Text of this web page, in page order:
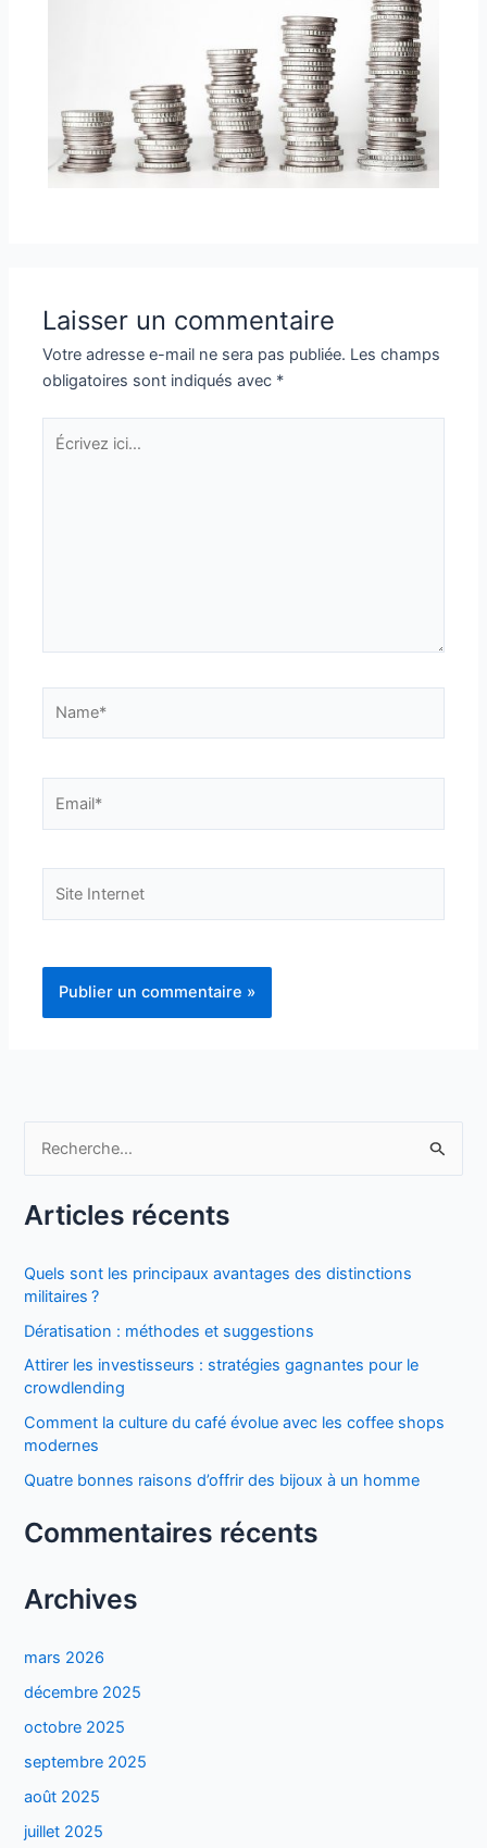
Laisser un commentaire
Votre adresse e-mail ne sera pas publiée. Les champs
obligatoires sont indiqués avec *
Écrivez
ici…
c
e
c
h
Articles récents
Quels sont les principaux avantages des distinctions
militaires ?
Dératisation : méthodes et suggestions
Attirer les investisseurs : stratégies gagnantes pour le
crowdlending
Comment la culture du café évolue avec les coffee shops
modernes
Quatre bonnes raisons d’offrir des bijoux à un homme
Commentaires récents
Archives
mars 2026
décembre 2025
octobre 2025
septembre 2025
août 2025
juillet 2025